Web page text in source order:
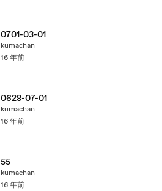
0701-03-01
kumachan
16 年前
0628-07-01
kumachan
16 年前
55
kumachan
16 年前